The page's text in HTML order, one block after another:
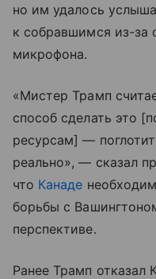
но им удалось
к собравшимся из-за
микрофона.
«Мистер Трамп
способ сделать это
ресурсам] —
реально», — сказал
что Канаде
борьбы с
перспективе.
Ранее Трамп отказал